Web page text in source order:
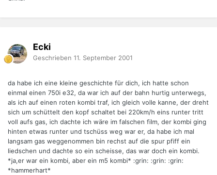
Ecki
Geschrieben 11. September 2001
da habe ich eine kleine geschichte für dich, ich hatte schon
einmal einen 750i e32, da war ich auf der bahn hurtig unterwegs,
als ich auf einen roten kombi traf, ich gleich volle kanne, der dreht
sich um schüttelt den kopf schaltet bei 220km/h eins runter tritt
voll aufs gas, ich dachte ich wäre im falschen film, der kombi ging
hinten etwas runter und tschüss weg war er, da habe ich mal
langsam gas weggenommen bin rechst auf die spur pfiff ein
liedschen und dachte so ein scheisse, das war doch ein kombi.
*ja,er war ein kombi, aber ein m5 kombi* :grin: :grin: :grin:
*hammerhart*